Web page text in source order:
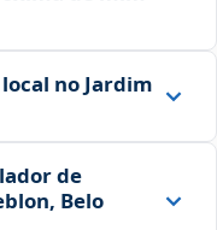
no Jardim
de
Belo